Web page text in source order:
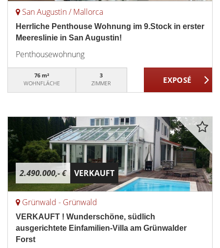
San Augustin / Mallorca
Herrliche Penthouse Wohnung im 9.Stock in erster
Meereslinie in San Augustin!
Penthousewohnung
76 m²
WOHNFLÄCHE
3
ZIMMER
2.490.000,- € VERKAUFT
Grünwald - Grünwald
VERKAUFT ! Wunderschöne, südlich
ausgerichtete Einfamilien-Villa am Grünwalder
Forst